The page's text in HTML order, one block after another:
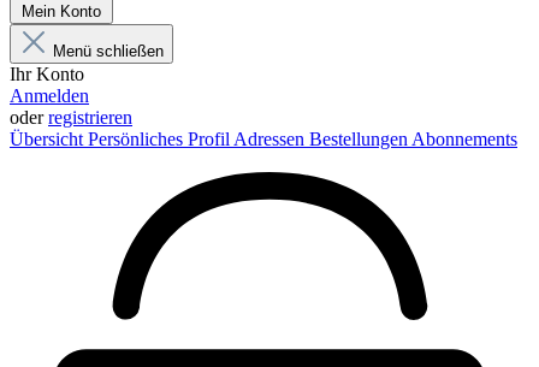
Mein Konto
Menü schließen
Ihr Konto
Anmelden
oderregistrieren
Übersicht Persönliches Profil Adressen Bestellungen Abonnements